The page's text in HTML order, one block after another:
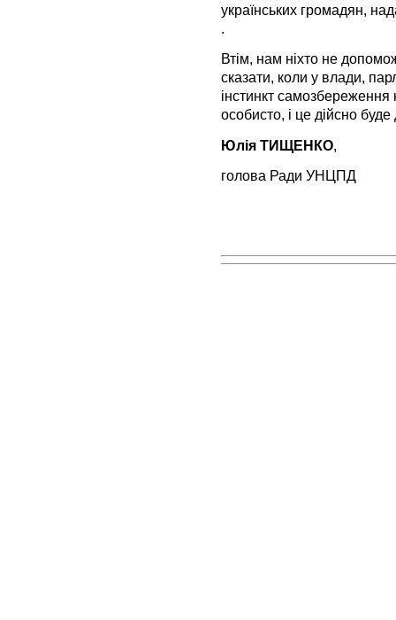
українських громадян,
.
Втім, нам ніхто не
сказати, коли у влади,
інстинкт самозбереження
особисто, і це дійсно
Юлія ТИЩЕНКО
голова Ради УНЦПД